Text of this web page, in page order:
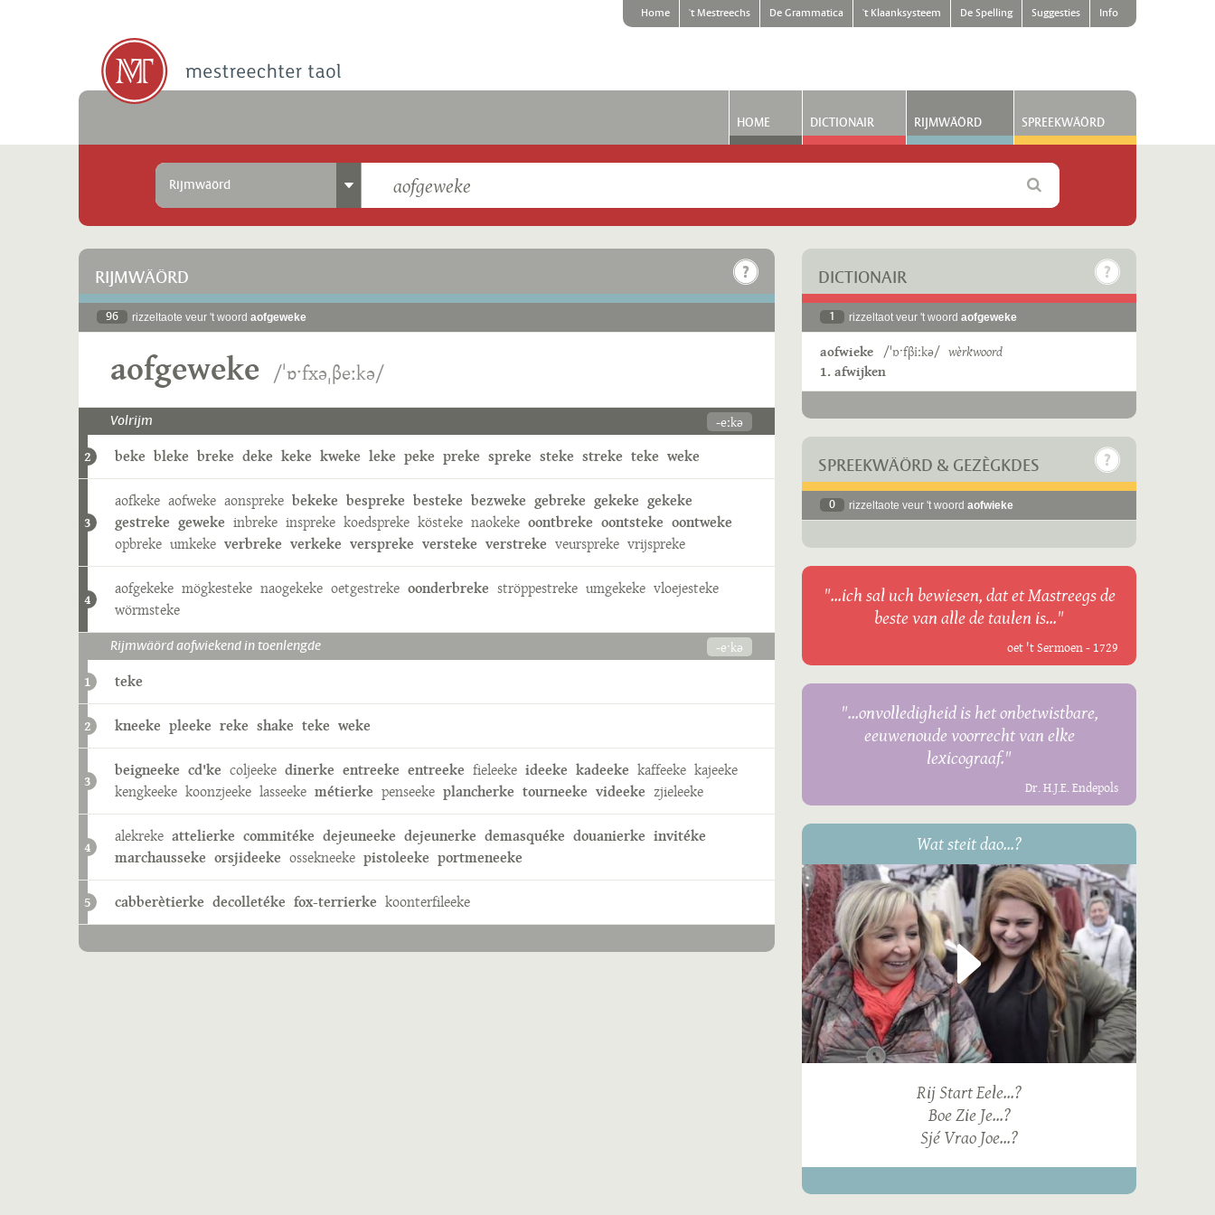
Home 't Mestreechs De Grammatica 't Klaanksysteem De Spelling Suggesties Info
HOME DICTIONAIR RIJMWÄÖRD SPREEKWÄÖRD
Rijmwäörd
RIJMWÄÖRD
96 rizzeltaote veur 't woord aofgeweke
aofgeweke /ˈɒˑfxəˌβeːkə/
Volrijm -eːkə
2 beke bleke breke deke keke kweke leke peke preke spreke steke streke teke weke
3
aofkeke aofweke aonspreke bekeke bespreke besteke bezweke gebreke gekeke gekeke
gestreke geweke inbreke inspreke koedspreke kösteke naokeke oontbreke oontsteke oontweke
opbreke umkeke verbreke verkeke verspreke versteke verstreke veurspreke vrijspreke
4
aofgekeke mögkesteke naogekeke oetgestreke oonderbreke ströppestreke umgekeke vloejesteke
wörmsteke
Rijmwäörd aofwiekend in toenlengde -eˑkə
1 teke
2 kneeke pleeke reke shake teke weke
3
beigneeke cd'ke coljeeke dinerke entreeke entreeke fieleeke ideeke kadeeke kaffeeke kajeeke
kengkeeke koonzjeeke lasseeke métierke penseeke plancherke tourneeke videeke zjieleeke
4
alekreke attelierke commitéke dejeuneeke dejeunerke demasquéke douanierke invitéke
marchausseke orsjideeke ossekneeke pistoleeke portmeneeke
5 cabberètierke decolletéke fox-terrierke koonterfileeke
DICTIONAIR
1 rizzeltaot veur 't woord aofgeweke
aofwieke /ˈɒˑfβiːkə/ wèrkwoord
1. afwijken
SPREEKWÄÖRD & GEZÈGKDES
0 rizzeltaote veur 't woord aofwieke
"...ich sal uch bewiesen, dat et Mastreegs de
beste van alle de taulen is..."
oet 't Sermoen - 1729
"...onvolledigheid is het onbetwistbare,
eeuwenoude voorrecht van elke
lexicograaf."
Dr. H.J.E. Endepols
Wat steit dao...?
Rij Start Eele...?
Boe Zie Je...?
Sjé Vrao Joe...?